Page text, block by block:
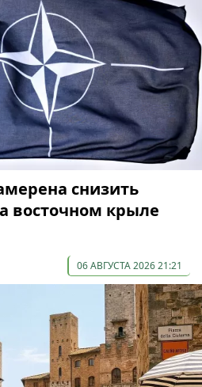
снизить
восточном крыле
06 АВГУСТА 2026 21:21